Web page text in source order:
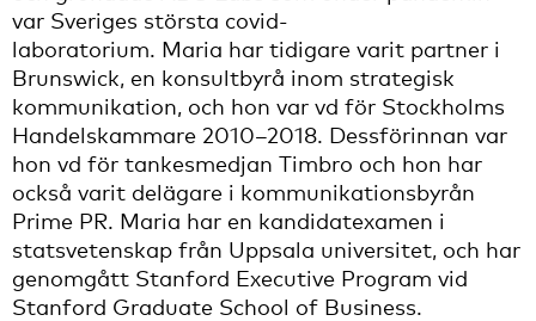
var Sveriges största covid-
laboratorium. Maria har tidigare varit partner i
Brunswick, en konsultbyrå inom strategisk
kommunikation, och hon var vd för Stockholms
Handelskammare 2010–2018. Dessförinnan var
hon vd för tankesmedjan Timbro och hon har
också varit delägare i kommunikationsbyrån
Prime PR. Maria har en kandidatexamen i
statsvetenskap från Uppsala universitet, och har
genomgått Stanford Executive Program vid
Stanford Graduate School of Business.